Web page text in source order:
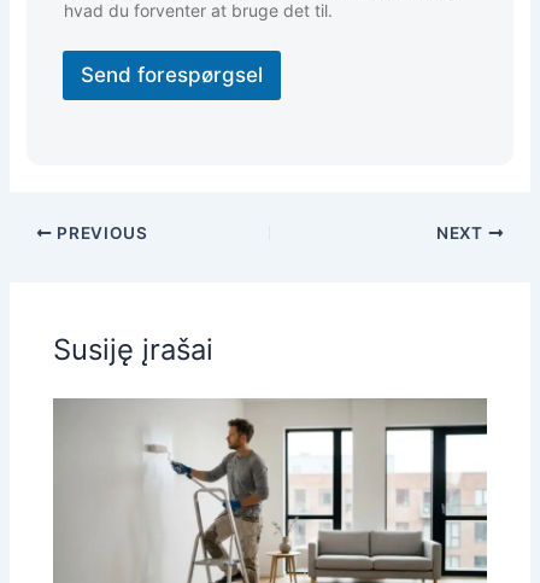
hvad du forventer at bruge det til.
Send forespørgsel
PREVIOUS NEXT
Susiję įrašai